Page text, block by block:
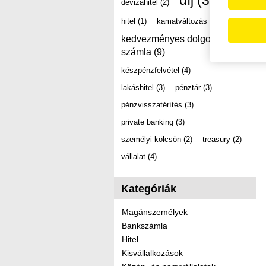
devizahitel (2)
hitel (1) kamatváltozás (2)
kedvezményes dolgozói
számla (9)
készpénzfelvétel (4)
lakáshitel (3) pénztár (3)
pénzvisszatérítés (3)
private banking (3)
személyi kölcsön (2) treasury (2)
vállalat (4)
Kategóriák
Magánszemélyek
Bankszámla
Hitel
Kisvállalkozások